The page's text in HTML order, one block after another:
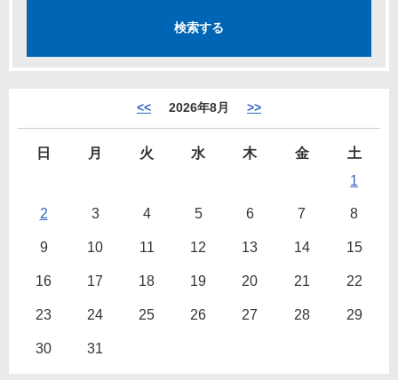
<< 2026年8月 >>
日 月 火 水 木 金
土
1
2 3 4 5 6 7 8
9 10 11 12 13 14 15
16 17 18 19 20 21 22
23 24 25 26 27 28 29
30 31